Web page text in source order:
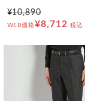
¥10,890
WEB価格¥8,712 税込